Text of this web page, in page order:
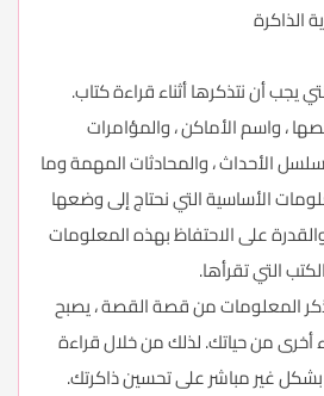
الذاكرة
يجب أن نتذكرها أثناء قراءة كتاب.
، واسم الأماكن ، والمؤامرات
الأحداث ، والمحادثات المهمة وما
الأساسية التي نحتاج إلى وضعها
والقدرة على الاحتفاظ بهذه المعلومات
التي تقرأها.
المعلومات من قصة القصة ، يصبح
أخرى من حياتك. لذلك من خلال قراءة
غير مباشر على تحسين ذاكرتك.